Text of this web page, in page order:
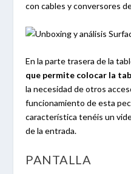
con cables y conversores
En la parte trasera de la
que permite colocar la
la necesidad de otros
funcionamiento de esta
característica tenéis un
de la entrada.
PANTALLA